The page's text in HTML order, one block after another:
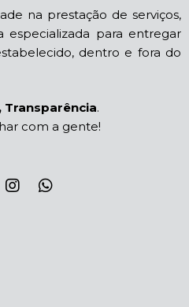
na prestação de serviços,
para entregar
dentro e fora do
Transparência.
com a gente!